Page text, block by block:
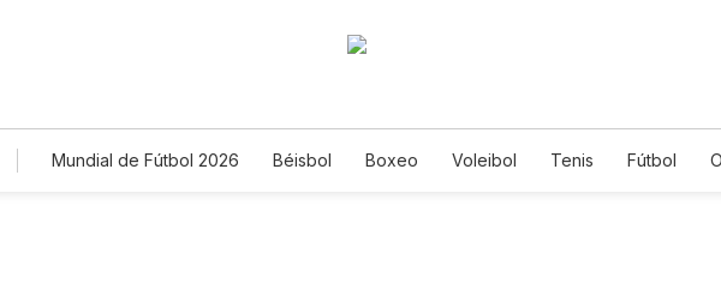
Mundial de Fútbol 2026 Béisbol Boxeo Voleibol Tenis Fútbol